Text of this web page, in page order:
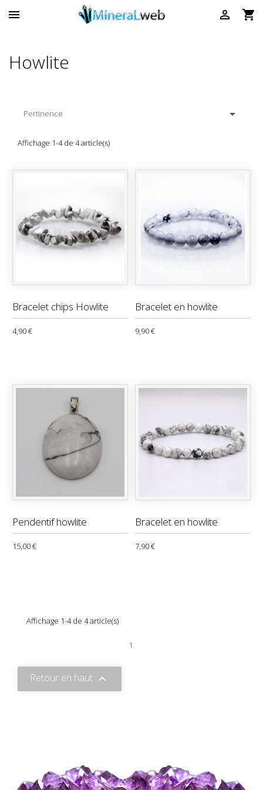
 

Howlite
Pertinence 
Affichage 1-4 de 4 article(s)
Bracelet chips Howlite
4,90 €
Bracelet en howlite
9,90 €
Pendentif howlite
15,00 €
Bracelet en howlite
7,90 €
Affichage 1-4 de 4 article(s)
1
Retour en haut 